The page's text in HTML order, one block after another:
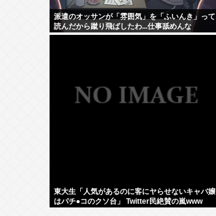
派遣のオッサンが「雰囲気」を「ふいんき」って
読んだから蹴り飛ばしたわ...仕事舐めんな
東大生「人気があるのに客にヤらせないキャバ嬢
はパチ●コのクソ台」 Twitter民絶賛の嵐www